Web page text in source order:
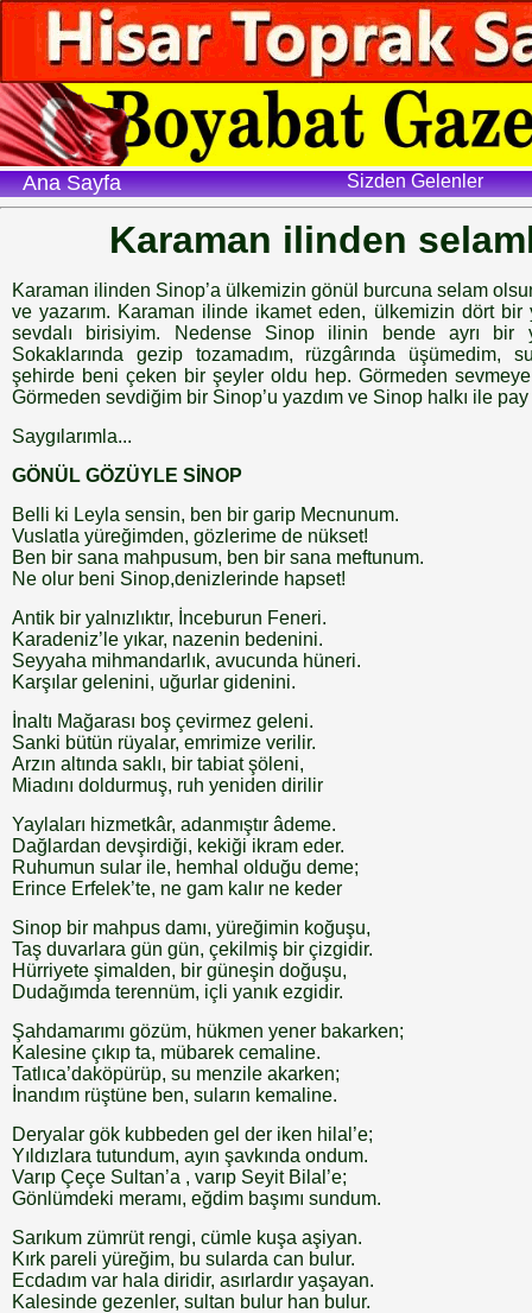
Sizden Gelenler
Ana Sayfa
Karaman ilinden
Karaman ilinden Sinop’a ülkemizin gönül burcuna selam
ve yazarım. Karaman ilinde ikamet eden, ülkemizin dört bir
sevdalı birisiyim. Nedense Sinop ilinin bende ayrı bir
Sokaklarında gezip tozamadım, rüzgârında üşümedim,
şehirde beni çeken bir şeyler oldu hep. Görmeden
Görmeden sevdiğim bir Sinop’u yazdım ve Sinop halkı ile
Saygılarımla...
GÖNÜL GÖZÜYLE SİNOP
Belli ki Leyla sensin, ben bir garip Mecnunum.
Vuslatla yüreğimden, gözlerime de nükset!
Ben bir sana mahpusum, ben bir sana meftunum.
Ne olur beni Sinop,denizlerinde hapset!
Antik bir yalnızlıktır, İnceburun Feneri.
Karadeniz’le yıkar, nazenin bedenini.
Seyyaha mihmandarlık, avucunda hüneri.
Karşılar gelenini, uğurlar gidenini.
İnaltı Mağarası boş çevirmez geleni.
Sanki bütün rüyalar, emrimize verilir.
Arzın altında saklı, bir tabiat şöleni,
Miadını doldurmuş, ruh yeniden dirilir
Yaylaları hizmetkâr, adanmıştır âdeme.
Dağlardan devşirdiği, kekiği ikram eder.
Ruhumun sular ile, hemhal olduğu deme;
Erince Erfelek’te, ne gam kalır ne keder
Sinop bir mahpus damı, yüreğimin koğuşu,
Taş duvarlara gün gün, çekilmiş bir çizgidir.
Hürriyete şimalden, bir güneşin doğuşu,
Dudağımda terennüm, içli yanık ezgidir.
Şahdamarımı gözüm, hükmen yener bakarken;
Kalesine çıkıp ta, mübarek cemaline.
Tatlıca’daköpürüp, su menzile akarken;
İnandım rüştüne ben, suların kemaline.
Deryalar gök kubbeden gel der iken hilal’e;
Yıldızlara tutundum, ayın şavkında ondum.
Varıp Çeçe Sultan’a , varıp Seyit Bilal’e;
Gönlümdeki meramı, eğdim başımı sundum.
Sarıkum zümrüt rengi, cümle kuşa aşiyan.
Kırk pareli yüreğim, bu sularda can bulur.
Ecdadım var hala diridir, asırlardır yaşayan.
Kalesinde gezenler, sultan bulur han bulur.